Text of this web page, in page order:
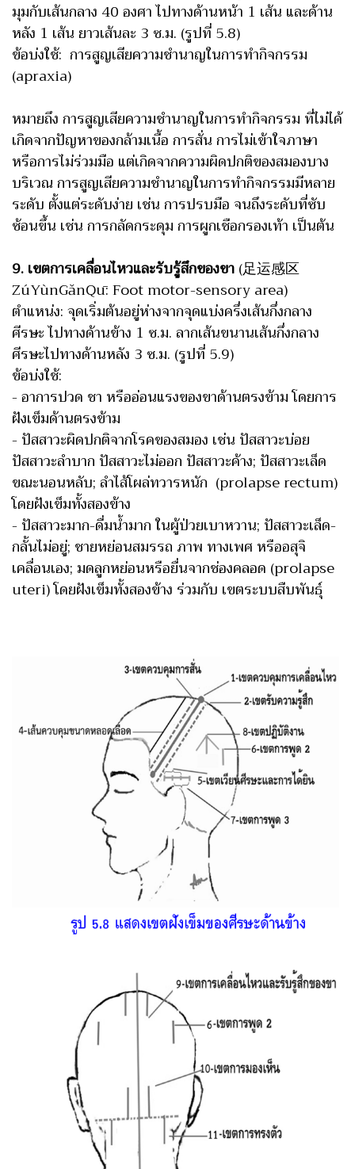
มุมกับเส้นกลาง 40 องศา ไปทางด้านหน้า 1 เส้น และด้าน
หลัง 1 เส้น ยาวเส้นละ 3 ซ.ม. (รูปที่ 5.8)
ข้อบ่งใช้: การสูญเสียความชำนาญในการทำกิจกรรม
(apraxia)
หมายถึง การสูญเสียความชำนาญในการทำกิจกรรม ที่ไม่ได้
เกิดจากปัญหาของกล้ามเนื้อ การสั่น การไม่เข้าใจภาษา
หรือการไม่ร่วมมือ แต่เกิดจากความผิดปกติของสมองบาง
บริเวณ การสูญเสียความชำนาญในการทำกิจกรรมมีหลาย
ระดับ ตั้งแต่ระดับง่าย เช่น การปรบมือ จนถึงระดับที่ซับ
ซ้อนขึ้น เช่น การกลัดกระดุม การผูกเชือกรองเท้า เป็นต้น
9. เขตการเคลื่อนไหวและรับรู้สึกของขา(足运感区
ZúYùnGǎnQū: Foot motor-sensory area)
ตำแหน่ง: จุดเริ่มต้นอยู่ห่างจากจุดแบ่งครึ่งเส้นกึ่งกลาง
ศีรษะ ไปทางด้านข้าง 1 ซ.ม. ลากเส้นขนานเส้นกึ่งกลาง
ศีรษะไปทางด้านหลัง 3 ซ.ม. (รูปที่ 5.9)
ข้อบ่งใช้:
- อาการปวด ชา หรืออ่อนแรงของขาด้านตรงข้าม โดยการ
ฝังเข็มด้านตรงข้าม
- ปัสสาวะผิดปกติจากโรคของสมอง เช่น ปัสสาวะบ่อย
ปัสสาวะลำบาก ปัสสาวะไม่ออก ปัสสาวะค้าง; ปัสสาวะเล็ด
ขณะนอนหลับ; ลำไส้โผล่ทวารหนัก (prolapse rectum)
โดยฝังเข็มทั้งสองข้าง
- ปัสสาวะมาก-ดื่มน้ำมาก ในผู้ป่วยเบาหวาน; ปัสสาวะเล็ด-
กลั้นไม่อยู่; ชายหย่อนสมรรถ ภาพ ทางเพศ หรืออสุจิ
เคลื่อนเอง; มดลูกหย่อนหรือยื่นจากช่องคลอด (prolapse
uteri) โดยฝังเข็มทั้งสองข้าง ร่วมกับ เขตระบบสืบพันธุ์